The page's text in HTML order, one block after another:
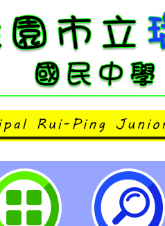
創新國際年會-